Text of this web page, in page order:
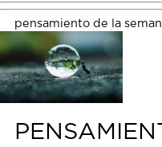
pensamiento de la